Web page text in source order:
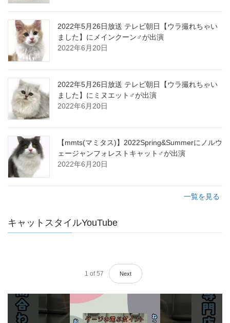
2022年5月26日放送 テレビ朝日【ウラ撮れちゃい
ました】にメインクーン♂が出演
2022年6月20日
2022年5月26日放送 テレビ朝日【ウラ撮れちゃい
ました】にミヌエット♂が出演
2022年6月20日
【mmts(マミタス)】2022Spring&Summerにノルウ
ェージャンフォレストキャット♂が出演
2022年6月20日
一覧を見る
キャットスタイルYouTube
1 of 57 Next